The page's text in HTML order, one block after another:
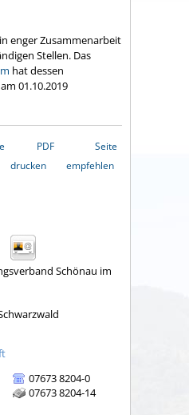
enger Zusammenarbeit
Stellen. Das
hat dessen
01.10.2019
PDF
drucken
Seite
empfehlen
Schönau im
07673 8204-0
07673 8204-14